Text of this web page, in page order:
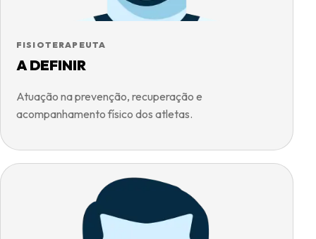
FISIOTERAPEUTA
A DEFINIR
Atuação na prevenção, recuperação e
acompanhamento físico dos atletas.